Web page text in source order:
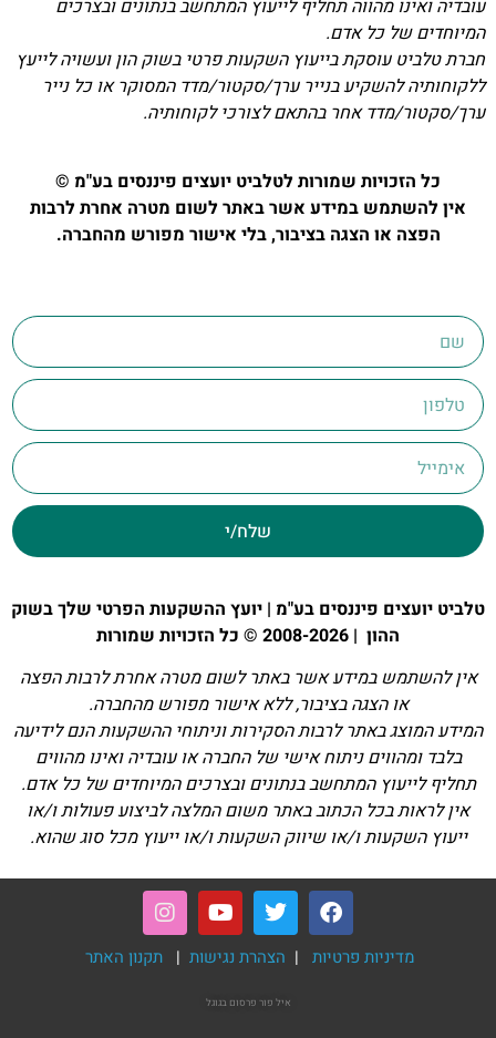
עובדיה ואינו מהווה תחליף לייעוץ המתחשב בנתונים ובצרכים
המיוחדים של כל אדם.
חברת טלביט עוסקת בייעוץ השקעות פרטי בשוק הון ועשויה לייעץ
ללקוחותיה להשקיע בנייר ערך/סקטור/מדד המסוקר או כל נייר
ערך/סקטור/מדד אחר בהתאם לצורכי לקוחותיה.
כל הזכויות שמורות לטלביט יועצים פיננסים בע"מ ©
אין להשתמש במידע אשר באתר לשום מטרה אחרת לרבות
הפצה או הצגה בציבור, בלי אישור מפורש מהחברה.
שלח/י
טלביט יועצים פיננסים בע"מ | יועץ ההשקעות הפרטי שלך בשוק
ההון | 2008-2026 © כל הזכויות שמורות
אין להשתמש במידע אשר באתר לשום מטרה אחרת לרבות הפצה
או הצגה בציבור, ללא אישור מפורש מהחברה.
המידע המוצג באתר לרבות הסקירות וניתוחי ההשקעות הנם לידיעה
בלבד ומהווים ניתוח אישי של החברה או עובדיה ואינו מהווים
תחליף לייעוץ המתחשב בנתונים ובצרכים המיוחדים של כל אדם.
אין לראות בכל הכתוב באתר משום המלצה לביצוע פעולות ו/או
ייעוץ השקעות ו/או שיווק השקעות ו/או ייעוץ מכל סוג שהוא.
מדיניות פרטיות | הצהרת נגישות | תקנון האתר
איל פור פרסום בגוגל